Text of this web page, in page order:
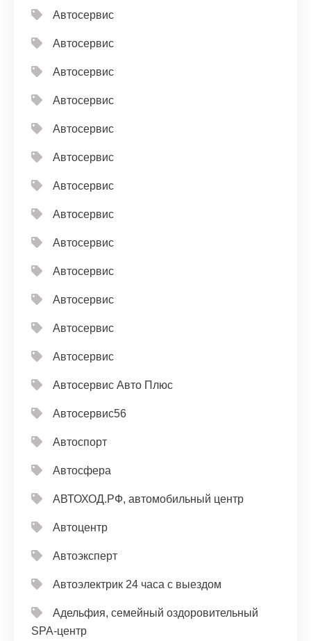
Автосервис
Автосервис
Автосервис
Автосервис
Автосервис
Автосервис
Автосервис
Автосервис
Автосервис
Автосервис
Автосервис
Автосервис
Автосервис
Автосервис Авто Плюс
Автосервис56
Автоспорт
Автосфера
АВТОХОД.РФ, автомобильный центр
Автоцентр
Автоэксперт
Автоэлектрик 24 часа с выездом
Адельфия, семейный оздоровительный
SPA-центр